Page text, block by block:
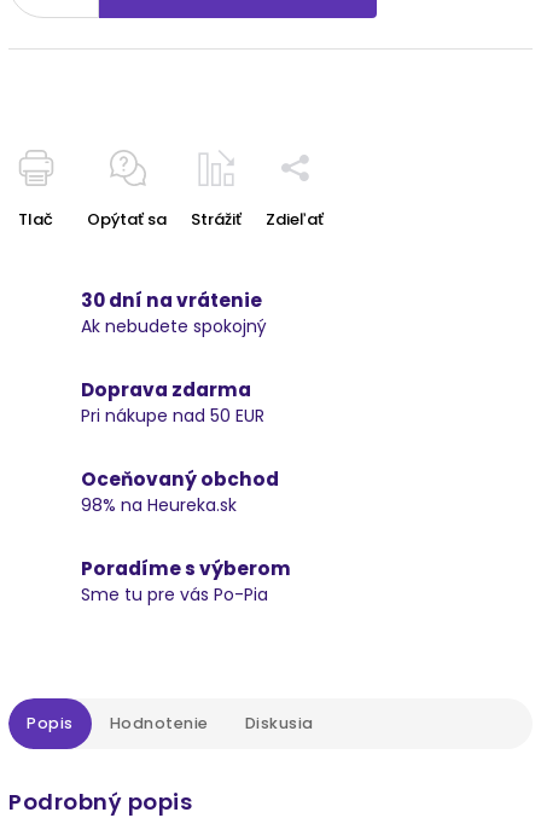
Tlač Opýtať sa Strážiť Zdieľať
30 dní na vrátenie
Ak nebudete spokojný
Doprava zdarma
Pri nákupe nad 50 EUR
Oceňovaný obchod
98% na Heureka.sk
Poradíme s výberom
Sme tu pre vás Po-Pia
Popis Hodnotenie Diskusia
Podrobný popis